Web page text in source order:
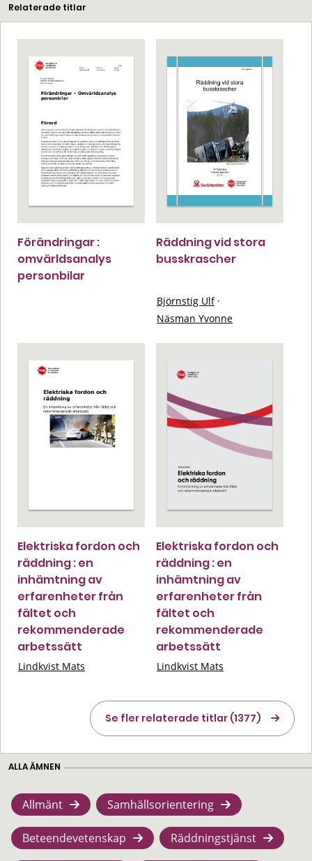
Relaterade titlar
Förändringar :
omvärldsanalys
personbilar
Räddning vid stora
busskrascher
Björnstig Ulf ·
Näsman Yvonne
Elektriska fordon och
räddning : en
inhämtning av
erfarenheter från
fältet och
rekommenderade
arbetssätt
Lindkvist Mats
Elektriska fordon och
räddning : en
inhämtning av
erfarenheter från
fältet och
rekommenderade
arbetssätt
Lindkvist Mats
Se fler relaterade titlar (1377)
ALLA ÄMNEN
Allmänt Samhällsorientering
Beteendevetenskap Räddningstjänst